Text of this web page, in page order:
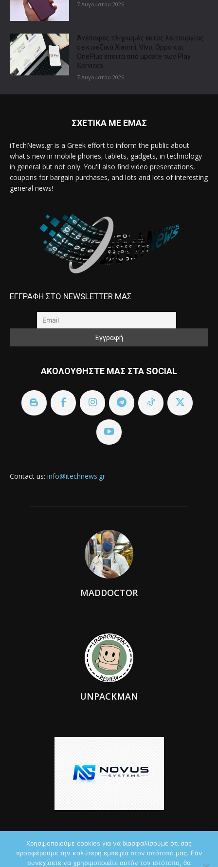
7 Αυγούστου 2026
Ανέπαφες πληρωμές εκτός λειτουργίας
σε κινεζικά Xiaomi, Vivo, Oppo και
OnePlus έπειτα από update των Play
Services
7 Αυγούστου 2026
ΣΧΕΤΙΚΑ ΜΕ ΕΜΑΣ
iTechNews.gr is a Greek effort to inform the public about
what's new in mobile phones, tablets, gadgets, in technology
in general but not only. You'll also find video presentations,
coupons for bargain purchases, and lots and lots of interesting
general news!
ΕΓΓΡΑΦΗ ΣΤΟ NEWSLETTER ΜΑΣ
ΑΚΟΛΟΥΘΗΣΤΕ ΜΑΣ ΣΤΑ SOCIAL
Contact us: info@itechnews.gr
MADDOCTOR
UNPACKMAN
© 2026 by iTechNews.gr
Χρησιμοποιούμε cookies για να διασφαλίσουμε ότι σας
προσφέρουμε την καλύτερη εμπειρία στον ιστότοπό μας. Εάν
συνεχίσετε να χρησιμοποιείτε αυτόν τον ιστότοπο, θα